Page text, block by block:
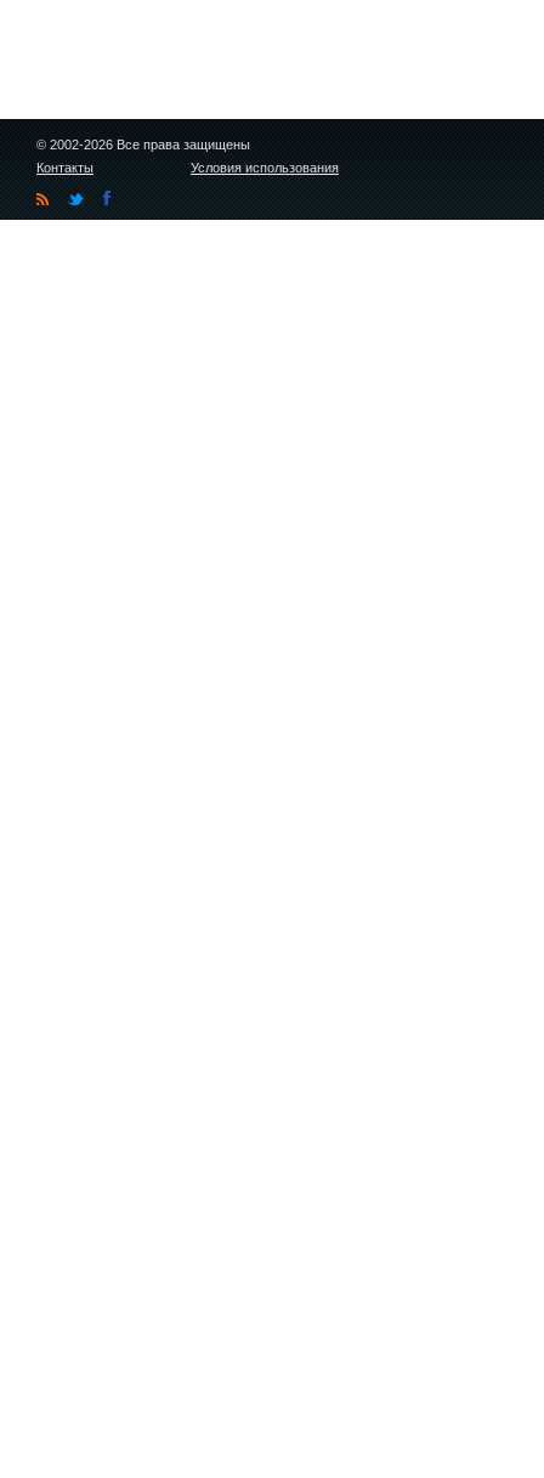
© 2002-2026 Все права защищены
Контакты
Условия использования